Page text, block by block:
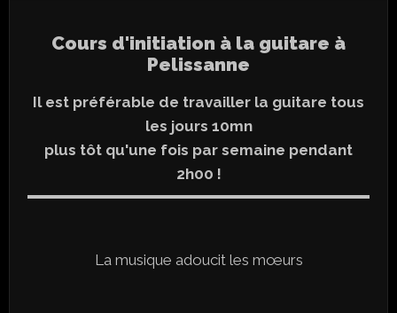
Cours d'initiation à la guitare à
Pelissanne
Il est préférable de travailler la guitare tous
les jours 10mn
plus tôt qu'une fois par semaine pendant
2h00 !
La musique adoucit les mœurs